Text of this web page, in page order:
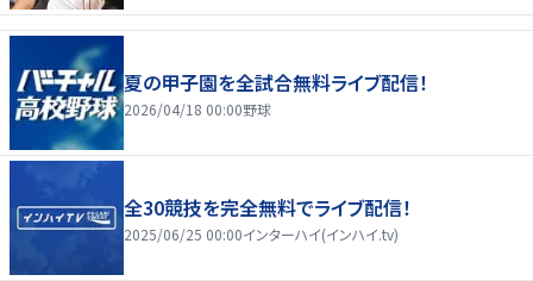
夏の甲子園を全試合無料ライブ配信！
2026/04/18 00:00野球
全30競技を完全無料でライブ配信！
2025/06/25 00:00インターハイ(インハイ.tv)